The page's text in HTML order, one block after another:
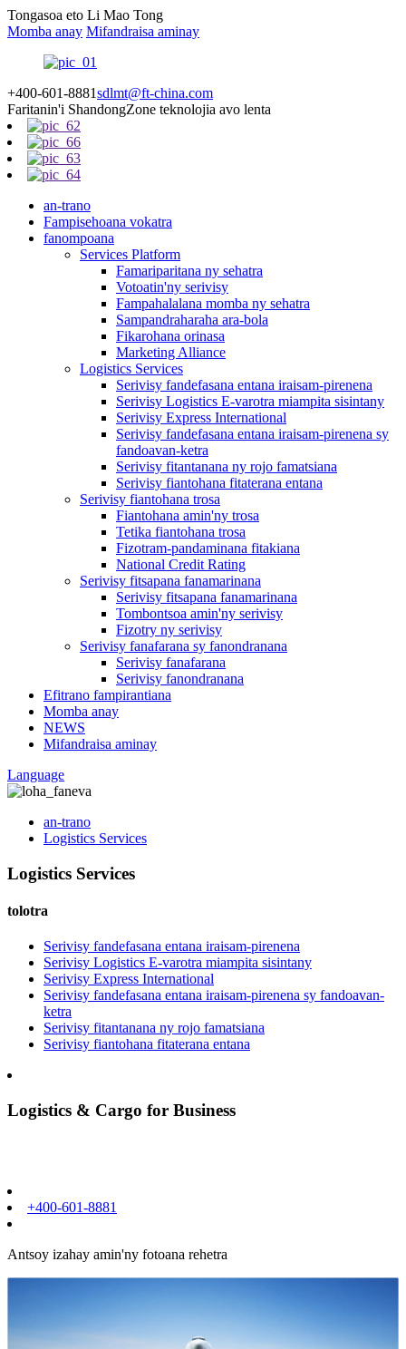
Tongasoa eto Li Mao Tong
Momba anay Mifandraisa aminay
+400-601-8881sdlmt@ft-china.com
Faritanin'i ShandongZone teknolojia avo lenta
an-trano
Fampisehoana vokatra
fanompoana
Services Platform
Famariparitana ny sehatra
Votoatin'ny serivisy
Fampahalalana momba ny sehatra
Sampandraharaha ara-bola
Fikarohana orinasa
Marketing Alliance
Logistics Services
Serivisy fandefasana entana iraisam-pirenena
Serivisy Logistics E-varotra miampita sisintany
Serivisy Express International
Serivisy fandefasana entana iraisam-pirenena sy
fandoavan-ketra
Serivisy fitantanana ny rojo famatsiana
Serivisy fiantohana fitaterana entana
Serivisy fiantohana trosa
Fiantohana amin'ny trosa
Tetika fiantohana trosa
Fizotram-pandaminana fitakiana
National Credit Rating
Serivisy fitsapana fanamarinana
Serivisy fitsapana fanamarinana
Tombontsoa amin'ny serivisy
Fizotry ny serivisy
Serivisy fanafarana sy fanondranana
Serivisy fanafarana
Serivisy fanondranana
Efitrano fampirantiana
Momba anay
NEWS
Mifandraisa aminay
Language
an-trano
Logistics Services
Logistics Services
tolotra
Serivisy fandefasana entana iraisam-pirenena
Serivisy Logistics E-varotra miampita sisintany
Serivisy Express International
Serivisy fandefasana entana iraisam-pirenena sy fandoavan-
ketra
Serivisy fitantanana ny rojo famatsiana
Serivisy fiantohana fitaterana entana
Logistics & Cargo for Business
+400-601-8881
Antsoy izahay amin'ny fotoana rehetra